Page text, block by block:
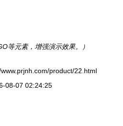
等元素，增强演示效果。）
product/22.html
08-07 02:24:25